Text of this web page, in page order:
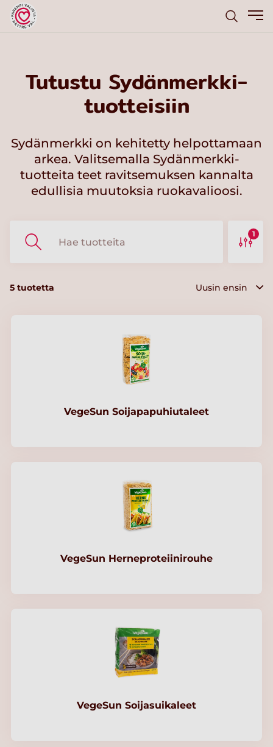
Tutustu Sydänmerkki-
tuotteisiin
Sydänmerkki on kehitetty helpottamaan
arkea. Valitsemalla Sydänmerkki-
tuotteita teet ravitsemuksen kannalta
edullisia muutoksia ruokavalioosi.
1
5 tuotetta
VegeSun Soijapapuhiutaleet
VegeSun Herneproteiinirouhe
VegeSun Soijasuikaleet